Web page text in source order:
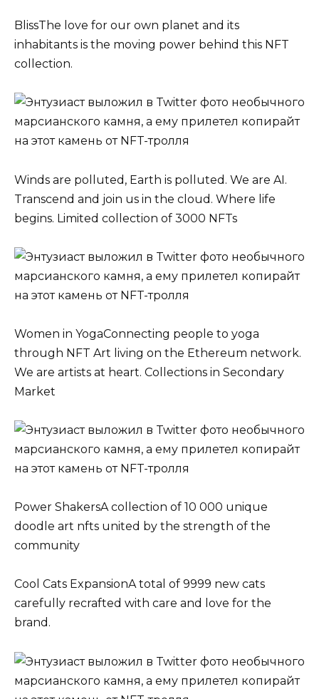
BlissThe love for our own planet and its
inhabitants is the moving power behind this NFT
collection.
Winds are polluted, Earth is polluted. We are AI.
Transcend and join us in the cloud. Where life
begins. Limited collection of 3000 NFTs
Women in YogaConnecting people to yoga
through NFT Art living on the Ethereum network.
We are artists at heart. Collections in Secondary
Market
Power ShakersA collection of 10 000 unique
doodle art nfts united by the strength of the
community
Cool Cats ExpansionA total of 9999 new cats
carefully recrafted with care and love for the
brand.